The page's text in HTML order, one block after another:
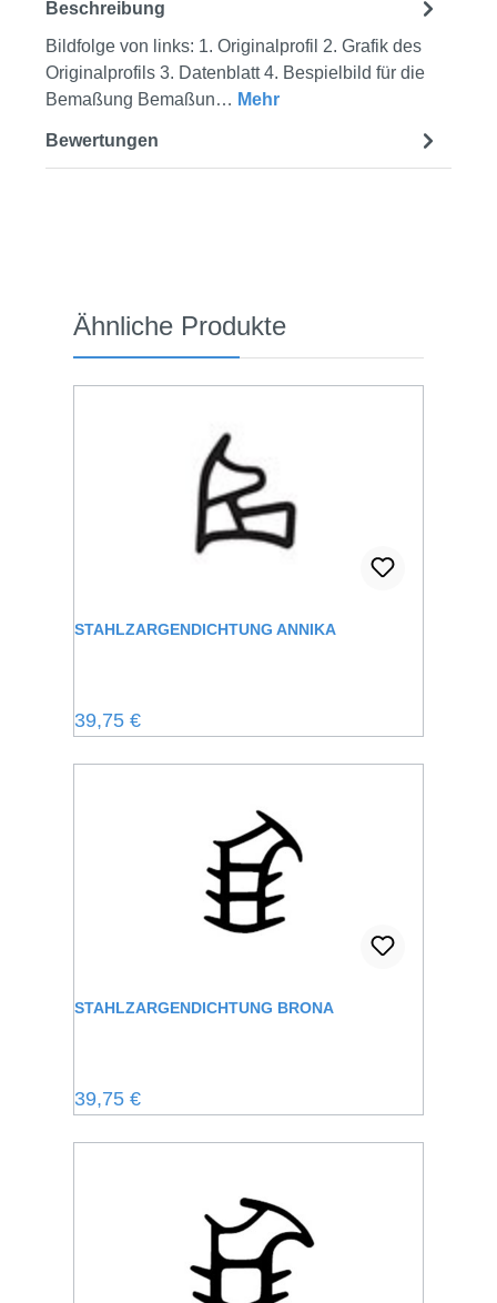
Beschreibung
Bildfolge von links: 1. Originalprofil 2. Grafik des
Originalprofils 3. Datenblatt 4. Bespielbild für die
Bemaßung Bemaßun… Mehr
Bewertungen
Produktgalerie überspringen
Ähnliche Produkte
STAHLZARGENDICHTUNG ANNIKA
Regulärer Preis:
39,75 €
STAHLZARGENDICHTUNG BRONA
Regulärer Preis:
39,75 €